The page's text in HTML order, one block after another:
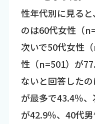
性年代別に見る
のは60代女性（
次いで50代女性
性（n=501）が
ないと回答した
が最多で43.4％、
が42.9％、40代